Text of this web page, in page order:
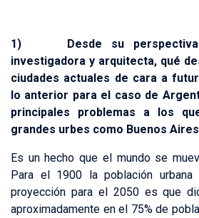
1) Desde su perspectiva
investigadora y arquitecta, qué
ciudades actuales de cara a
lo anterior para el caso de
principales problemas a los
grandes urbes como Buenos
Es un hecho que el mundo se
Para el 1900 la población
proyección para el 2050 es que
aproximadamente en el 75% de